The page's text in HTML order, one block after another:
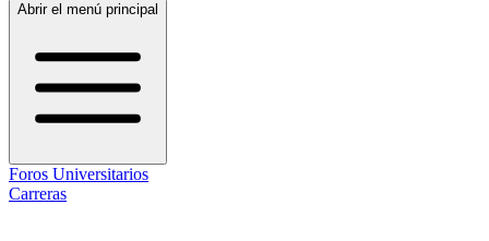
Abrir el menú principal
Foros Universitarios
Carreras